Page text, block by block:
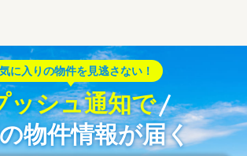
に入りの物件を見逃さない！
ッシュ通知で
物件情報が届く